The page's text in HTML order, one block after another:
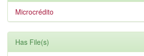
Microcrédito
Has File(s)